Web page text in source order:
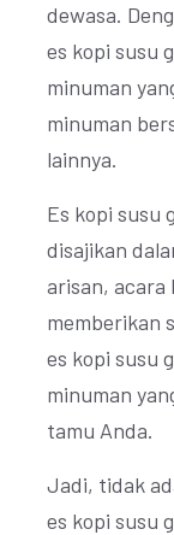
dewasa.
es kopi susu
minuman
minuman
lainnya.
Es kopi susu
disajikan
arisan, acara
memberikan
es kopi susu
minuman
tamu Anda.
Jadi, tidak
es kopi susu